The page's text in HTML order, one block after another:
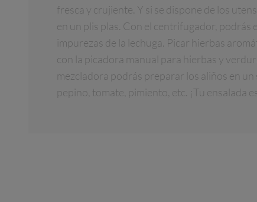
fresca y crujiente. Y si se dispone de los
en un plis plas. Con el centrifugador, podrás
impurezas de la lechuga. Picar hierbas
con la picadora manual para hierbas y
mezcladora podrás preparar los aliños en
pepino, tomate, pimiento, etc. ¡Tu ensalada